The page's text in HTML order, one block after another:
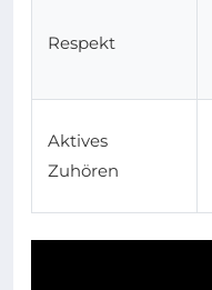
Respekt
Aktives
Zuhören